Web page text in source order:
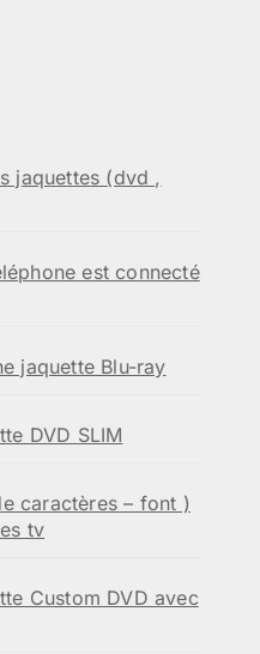
jaquettes (dvd ,
est connecté
jaquette Blu-ray
DVD SLIM
caractères – font )
tv
Custom DVD avec